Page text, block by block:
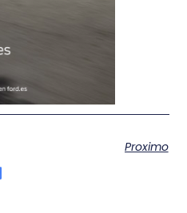
Proximo